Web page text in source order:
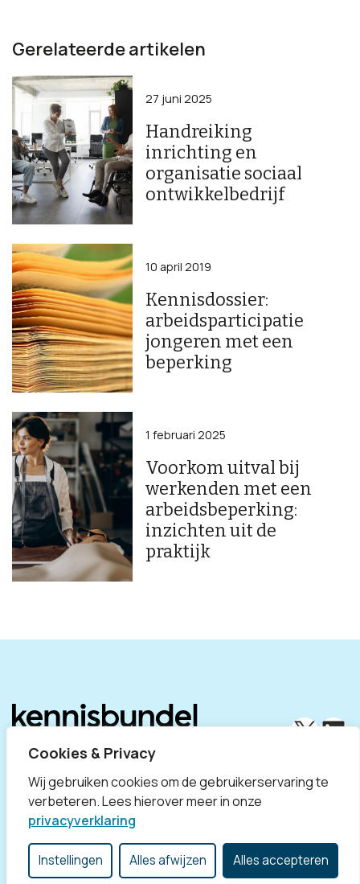
Cookies & Privacy
Wij gebruiken cookies om de gebruikerservaring te
verbeteren. Lees hierover meer in onze
privacyverklaring
Instellingen Alles afwijzen Alles accepteren
Gerelateerde artikelen
Handreiking
inrichting en
organisatie sociaal
ontwikkelbedrijf
27 juni 2025
Kennisdossier:
arbeidsparticipatie
jongeren met een
beperking
10 april 2019
Voorkom uitval bij
werkenden met een
arbeidsbeperking:
inzichten uit de
praktijk
1 februari 2025
X
Divosa